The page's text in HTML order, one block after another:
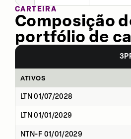
CARTEIRA
Composição
portfólio de
ATIVOS
LTN 01/07/2028
LTN 01/01/2029
NTN-F 01/01/2029